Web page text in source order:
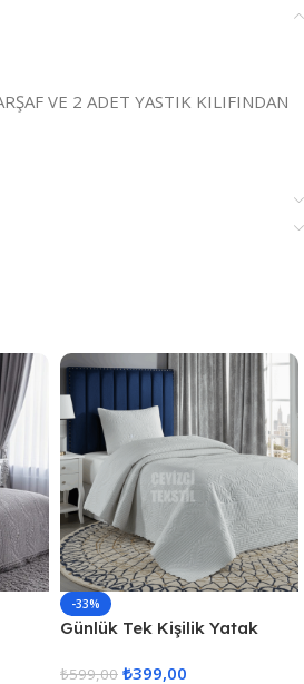
VE 2 ADET YASTIK KILIFINDAN
-33%
Günlük Tek Kişilik Yatak
Kapitone Yatak Örtüsü –
₺599,00 ₺399,00